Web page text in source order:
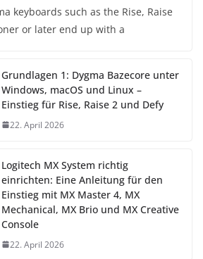
keyboards such as the Rise, Raise
or later end up with a
Grundlagen 1: Dygma Bazecore unter
Windows, macOS und Linux –
Einstieg für Rise, Raise 2 und Defy
22. April 2026
Logitech MX System richtig
einrichten: Eine Anleitung für den
Einstieg mit MX Master 4, MX
Mechanical, MX Brio und MX Creative
Console
22. April 2026